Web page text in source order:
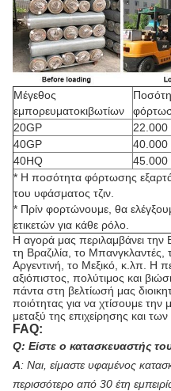
Μέγεθος
εμπορευματοκιβωτίων
20GP
22.000
40GP
40.000
40HQ
45.000
* Η ποσότητα φόρτωσης
του υφάσματος τζιν.
* Πρίν φορτώνουμε, θα
ετικετών για κάθε ρόλο.
Η αγορά μας περιλαμβάνει την
τη Βραζιλία, το
Αργεντινή, το Μεξικό, κ.λπ. Η
αξιόπιστος, πολύτιμος και
πάντα στη βελτίωσή μας
ποιότητας για να χτίσουμε
μεταξύ της επιχείρησης και
FAQ:
Q: Είστε ο κατασκευαστής
Α: Ναι, είμαστε υφαμένος
περισσότερο από 30 έτη